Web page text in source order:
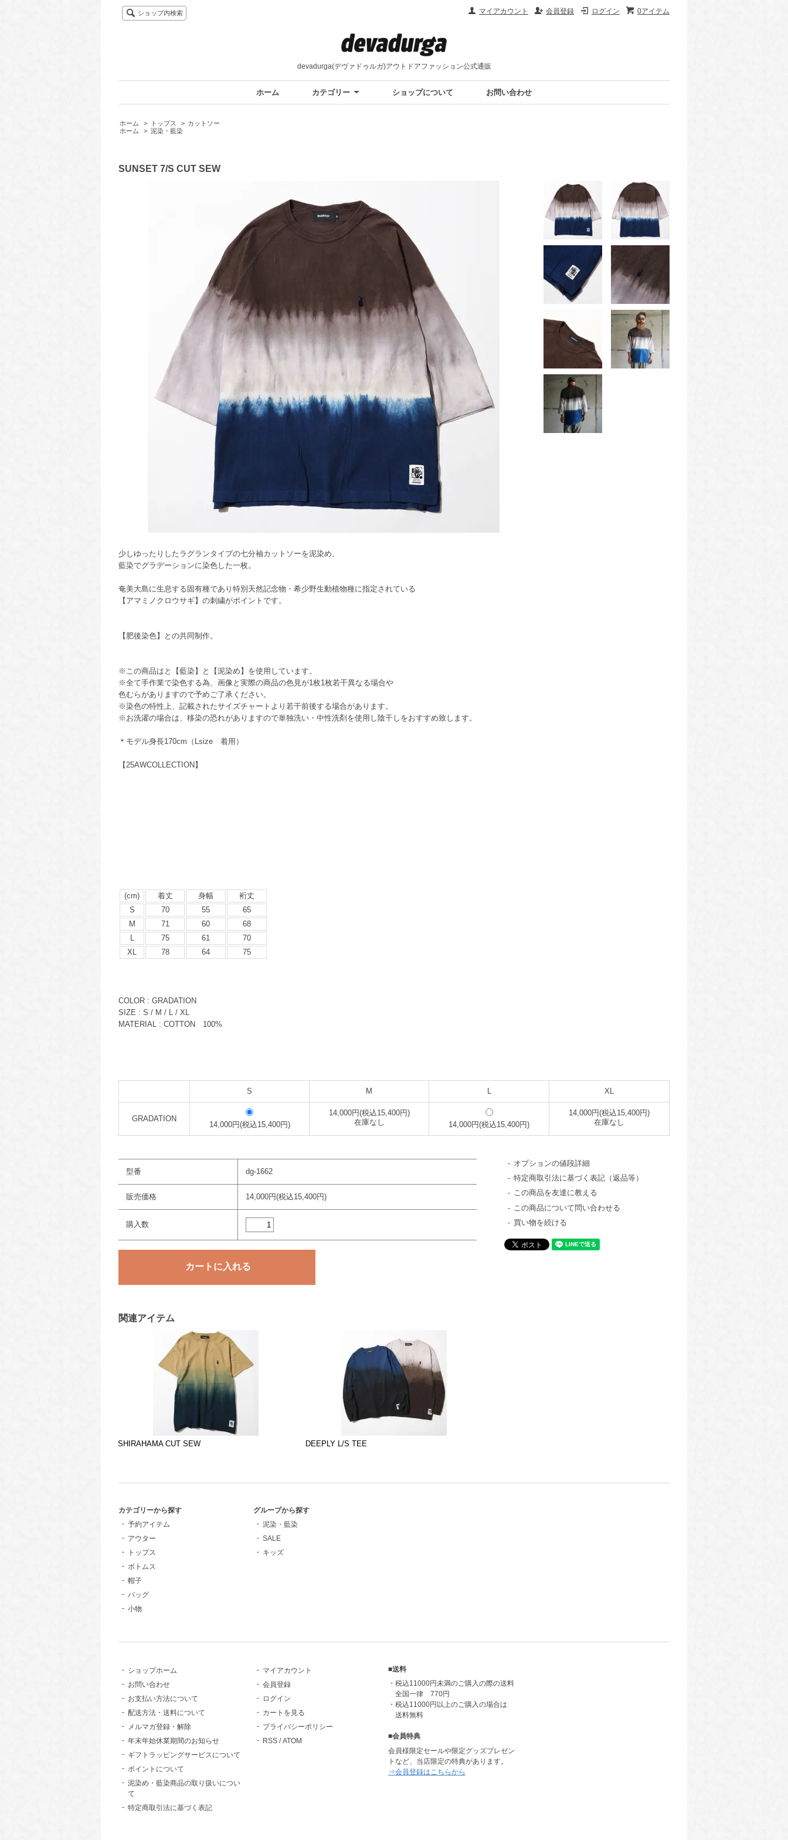
0アイテム
ログイン
会員登録
マイアカウント
ショップ内検索
devadurga(デヴァドゥルガ)アウトドアファッション公式通販
ホーム カテゴリー ショップについて お問い合わせ
ホーム > トップス > カットソー
ホーム
> 泥染・藍染
SUNSET 7/S CUT SEW
少しゆったりしたラグランタイプの七分袖カットソーを泥染め、
藍染でグラデーションに染色した一枚。
奄美大島に生息する固有種であり特別天然記念物・希少野生動植物種に指定されている
【アマミノクロウサギ】の刺繍がポイントです。
【肥後染色】との共同制作。
※この商品はと【藍染】と【泥染め】を使用しています。
※全て手作業で染色する為、画像と実際の商品の色見が1枚1枚若干異なる場合や
色むらがありますので予めご了承ください。
※染色の特性上、記載されたサイズチャートより若干前後する場合があります。
※お洗濯の場合は、移染の恐れがありますので単独洗い・中性洗剤を使用し陰干しをおすすめ致します。
＊モデル身長170cm（Lsize 着用）
【25AWCOLLECTION】
(cm) 着丈 身幅
裄丈
S
70 55
65
M
71 60
68
L
75 61
70
XL
78 64 75
COLOR : GRADATION
SIZE : S / M / L / XL
MATERIAL : COTTON 100%
S M L XL
GRADATION
14,000円(税込15,400円)
14,000円(税込15,400円)
在庫なし
14,000円(税込15,400円)
14,000円(税込15,400円)
在庫なし
型番 dg-1662
販売価格 14,000円(税込15,400円)
購入数
オプションの値段詳細
特定商取引法に基づく表記（返品等）
この商品を友達に教える
この商品について問い合わせる
買い物を続ける
関連アイテム
SHIRAHAMA CUT SEW DEEPLY L/S TEE
カテゴリーから探す
予約アイテム
アウター
トップス
ボトムス
帽子
バッグ
小物
グループから探す
泥染・藍染
SALE
キッズ
ショップホーム
お問い合わせ
お支払い方法について
配送方法・送料について
メルマガ登録・解除
年末年始休業期間のお知らせ
ギフトラッピングサービスについて
ポイントについて
泥染め・藍染商品の取り扱いについ
て
特定商取引法に基づく表記
マイアカウント
会員登録
ログイン
カートを見る
プライバシーポリシー
RSS /ATOM
■送料
・税込11000円未満のご購入の際の送料
全国一律 770円
・税込11000円以上のご購入の場合は
送料無料
■会員特典
会員様限定セールや限定グッズプレゼン
トなど、当店限定の特典があります。
⇒会員登録はこちらから